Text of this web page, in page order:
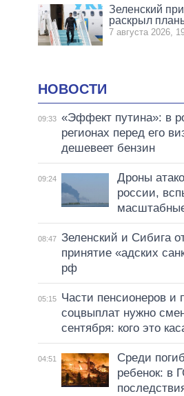
Зеленский
раскрыл
7 августа 2026,
НОВОСТИ
09:33 «Эффект путина»: в
регионах перед его
дешевеет бензин
09:24
Дроны
россии,
08:47 Зеленский и Сибига
принятие «адских
рф
05:15
Части пенсионеров и
соцвыплат нужно
сентября: кого это
04:51
Среди
ребенок: в